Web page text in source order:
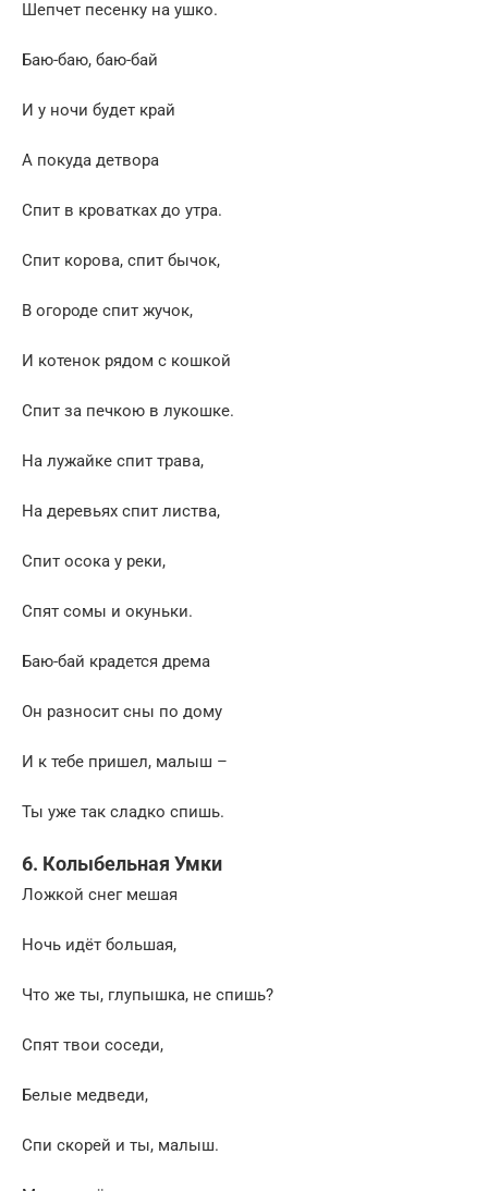
Шепчет песенку на ушко.
Баю-баю, баю-бай
И у ночи будет край
А покуда детвора
Спит в кроватках до утра.
Спит корова, спит бычок,
В огороде спит жучок,
И котенок рядом с кошкой
Спит за печкою в лукошке.
На лужайке спит трава,
На деревьях спит листва,
Спит осока у реки,
Спят сомы и окуньки.
Баю-бай крадется дрема
Он разносит сны по дому
И к тебе пришел, малыш –
Ты уже так сладко спишь.
6. Колыбельная Умки
Ложкой снег мешая
Hочь идёт большая,
Что же ты, глупышка, не спишь?
Спят твои соседи,
Белые медведи,
Спи скорей и ты, малыш.